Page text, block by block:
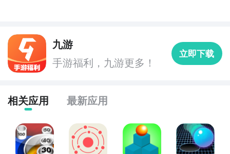
九游
手游福利，九游更多！
立即下载
相关应用 最新应用